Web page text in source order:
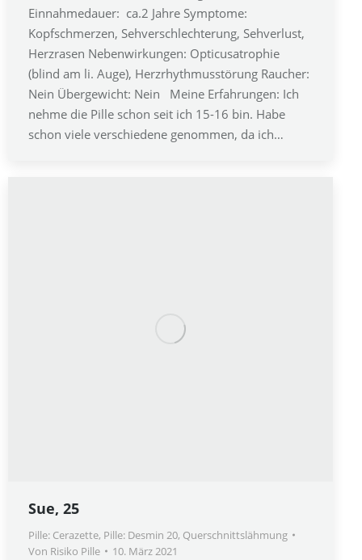
Einnahmedauer: ca.2 Jahre Symptome:
Kopfschmerzen, Sehverschlechterung, Sehverlust,
Herzrasen Nebenwirkungen: Opticusatrophie
(blind am li. Auge), Herzrhythmusstörung Raucher:
Nein Übergewicht: Nein Meine Erfahrungen: Ich
nehme die Pille schon seit ich 15-16 bin. Habe
schon viele verschiedene genommen, da ich…
Sue, 25
Pille: Cerazette, Pille: Desmin 20, Querschnittslähmung
Von Risiko Pille 10. März 2021